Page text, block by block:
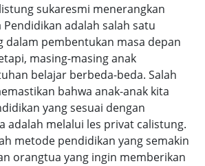
sukaresmi menerangkan
adalah salah satu
pembentukan masa depan
masing-masing anak
belajar berbeda-beda. Salah
bahwa anak-anak kita
yang sesuai dengan
adalah melalui les privat calistung.
metode pendidikan yang semakin
orangtua yang ingin memberikan